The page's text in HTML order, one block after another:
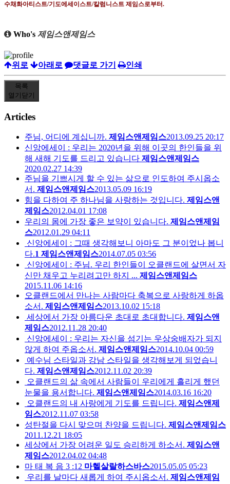
수채화아티스트/기도에세이스트/칼럼니스트 제임스로부터.
Who's 제임스앤제임스
위로 아래로 댓글로 가기 인쇄
목록
열기 닫기
Articles
주님, 어디에 계십니까. 제임스앤제임스2013.09.25 20:17
신앙에세이 : 우리는 2020년을 위해 이곳의 한인들을 위
해 새해 기도를 드리고 있습니다 제임스앤제임스
2020.02.27 14:39
주님을 기쁘시게 할 수 있는 삶으로 인도하여 주시옵소
서. 제임스앤제임스2013.05.09 16:19
힘을 다하여 주 하나님을 사랑하는 것입니다. 제임스앤
제임스2012.04.01 17:08
우리의 몸에 가장 좋은 보약이 있습니다. 제임스앤제임
스2012.01.29 04:11
신앙에세이 : 그때 생각해보니 아마도 그 분이었나 봅니
다.1 제임스앤제임스2014.07.05 03:56
신앙에세이 : 주님. 우리 한인들이 오클랜드에 살면서 자
신만 채우고 누리려고만 하지 ... 제임스앤제임스
2015.11.06 14:16
오클랜드에서 만나는 사람마다 축복으로 사랑하게 하옵
소서. 제임스앤제임스2013.10.02 15:18
세상에서 가장 아름다운 초대로 초대합니다. 제임스앤
제임스2012.11.28 20:40
신앙에세이 : 우리는 자신을 섬기는 우상숭배자가 되지
않게 하여 주옵소서. 제임스앤제임스2014.10.04 00:59
예수님 스타일과 강남 스타일을 생각해보게 되었습니
다. 제임스앤제임스2012.11.02 20:39
오클랜드의 삶 속에서 사람들이 우리에게 흘리게 했던
눈물을 용서합니다. 제임스앤제임스2014.03.16 16:20
오클랜드의 내 사랑에게 기도를 드립니다. 제임스앤제
임스2012.11.07 03:58
성탄절을 다시 맞으며 찬양을 드립니다. 제임스앤제임스
2011.12.21 18:05
세상에서 가장 어려운 일도 승리하게 하소서. 제임스앤
제임스2012.04.02 04:48
마 태 복 음 3 :12 마헬살랄하스바스2015.05.05 05:23
우리를 날마다 새롭게 하여 주시옵소서. 제임스앤제임